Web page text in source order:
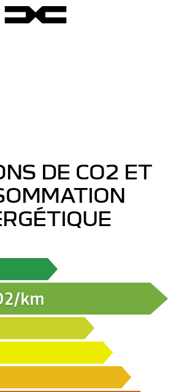
DE CO2 ET
km